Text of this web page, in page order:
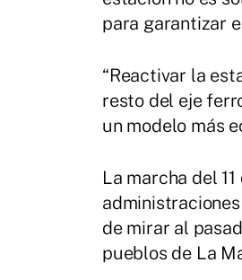
para garantizar
“Reactivar la
resto del eje
un modelo más
La marcha del
de mirar al
pueblos de La